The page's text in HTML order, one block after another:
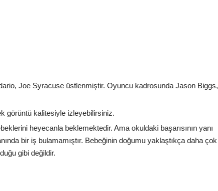
Joe Syracuse üstlenmiştir. Oyuncu kadrosunda Jason Biggs,
görüntü kalitesiyle izleyebilirsiniz.
heyecanla beklemektedir. Ama okuldaki başarısının yanı
bir iş bulamamıştır. Bebeğinin doğumu yaklaştıkça daha çok
gibi değildir.